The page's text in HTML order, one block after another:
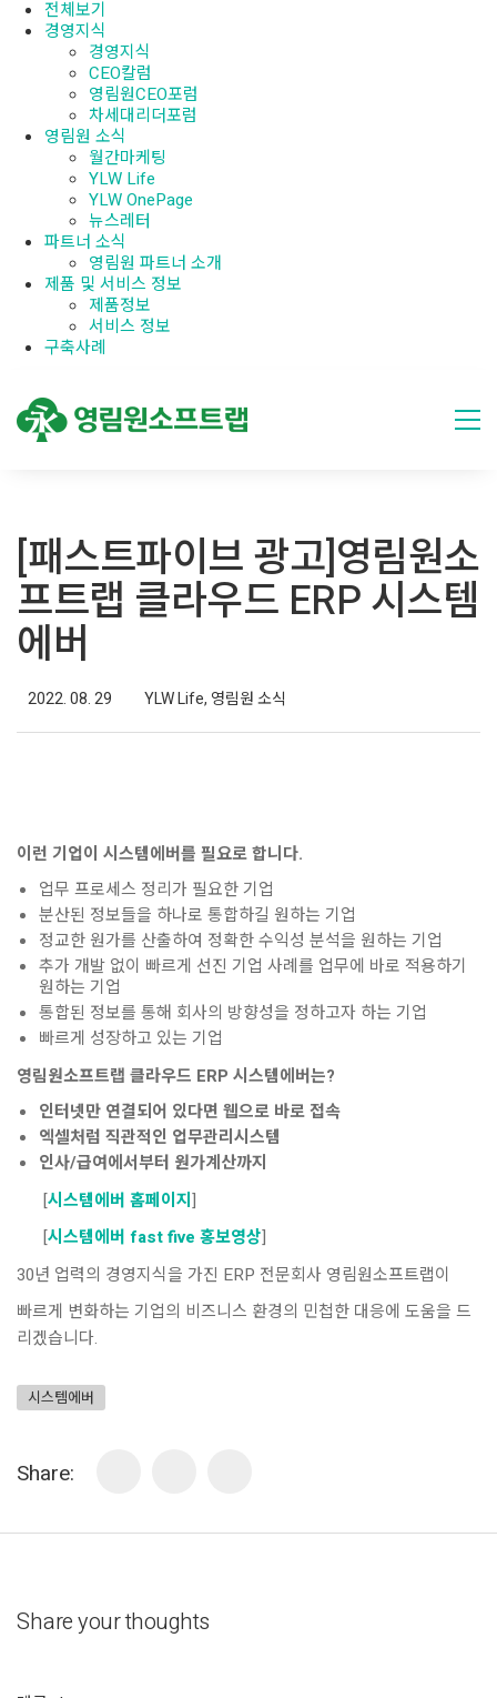
전체보기
경영지식
경영지식
CEO칼럼
영림원CEO포럼
차세대리더포럼
영림원 소식
월간마케팅
YLW Life
YLW OnePage
뉴스레터
파트너 소식
영림원 파트너 소개
제품 및 서비스 정보
제품정보
서비스 정보
구축사례
[패스트파이브 광고]영림원소
프트랩 클라우드 ERP 시스템
에버
2022. 08. 29 YLW Life, 영림원 소식
이런 기업이 시스템에버를 필요로 합니다.
업무 프로세스 정리가 필요한 기업
분산된 정보들을 하나로 통합하길 원하는 기업
정교한 원가를 산출하여 정확한 수익성 분석을 원하는 기업
추가 개발 없이 빠르게 선진 기업 사례를 업무에 바로 적용하기
원하는 기업
통합된 정보를 통해 회사의 방향성을 정하고자 하는 기업
빠르게 성장하고 있는 기업
영림원소프트랩 클라우드 ERP 시스템에버는?
인터넷만 연결되어 있다면 웹으로 바로 접속
엑셀처럼 직관적인 업무관리시스템
인사/급여에서부터 원가계산까지
[시스템에버 홈페이지]
[시스템에버 fast five 홍보영상]
30년 업력의 경영지식을 가진 ERP 전문회사 영림원소프트랩이
빠르게 변화하는 기업의 비즈니스 환경의 민첩한 대응에 도움을 드
리겠습니다.
시스템에버
Share:
Share your thoughts